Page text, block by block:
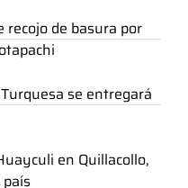
recojo de basura por
se entregará
en Quillacollo,